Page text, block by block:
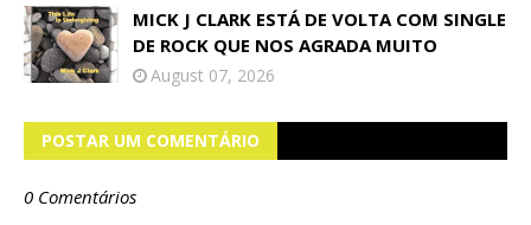
MICK J CLARK ESTÁ DE VOLTA COM SINGLE
DE ROCK QUE NOS AGRADA MUITO
August 07, 2026
POSTAR UM COMENTÁRIO
0 Comentários